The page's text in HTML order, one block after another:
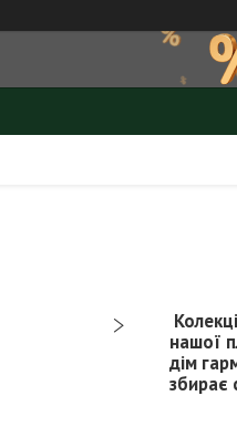
нашої
дім
збирає